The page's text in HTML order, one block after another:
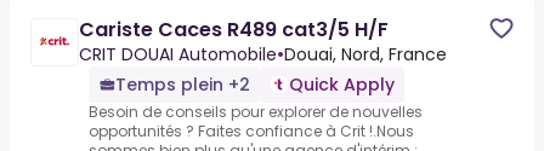
Cariste Caces R489 cat3/5 H/F
CRIT DOUAI Automobile•Douai, Nord, France
Temps plein +2
Quick Apply
Besoin de conseils pour explorer de nouvelles
opportunités ? Faites confiance à Crit !.Nous